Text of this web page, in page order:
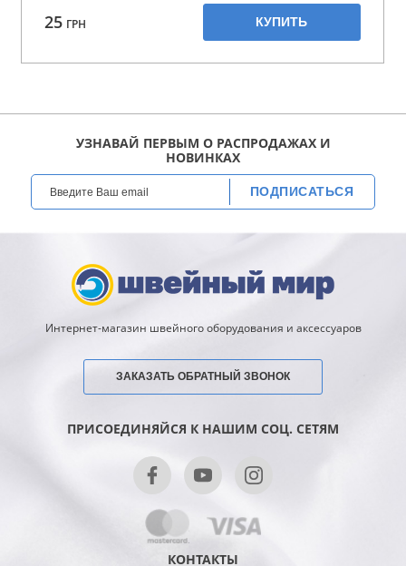
25 ГРН КУПИТЬ
УЗНАВАЙ ПЕРВЫМ О РАСПРОДАЖАХ И
НОВИНКАХ
ПОДПИСАТЬСЯ
Интернет-магазин швейного оборудования и аксессуаров
ЗАКАЗАТЬ ОБРАТНЫЙ ЗВОНОК
ПРИСОЕДИНЯЙСЯ К НАШИМ СОЦ. СЕТЯМ
КОНТАКТЫ